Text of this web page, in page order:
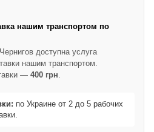
нашим транспортом по
доступна услуга
нашим транспортом.
— 400 грн
по Украине от 2 до 5 рабочих